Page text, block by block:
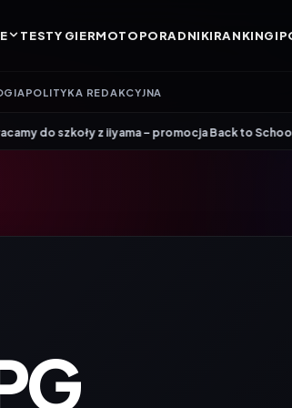
TESTY GIERMOTOPORADNIKIRANKINGI
POLITYKA REDAKCYJNA
z iiyama – promocja Back to School na wybrane